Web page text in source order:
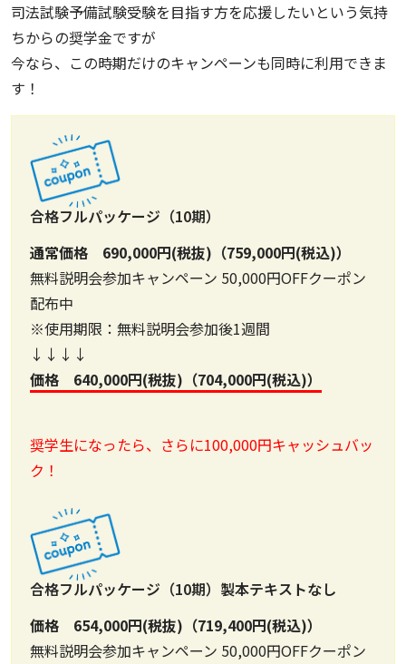
司法試験予備試験受験を目指す方を応援したいという気持
ちからの奨学金ですが
今なら、この時期だけのキャンペーンも同時に利用できま
す！
合格フルパッケージ（10期）
通常価格 690,000円(税抜)（759,000円(税込)）
無料説明会参加キャンペーン 50,000円OFFクーポン
配布中
※使用期限：無料説明会参加後1週間
↓↓↓↓
価格 640,000円(税抜)（704,000円(税込)）
奨学生になったら、さらに100,000円キャッシュバッ
ク！
合格フルパッケージ（10期）製本テキストなし
価格 654,000円(税抜)（719,400円(税込)）
無料説明会参加キャンペーン 50,000円OFFクーポン